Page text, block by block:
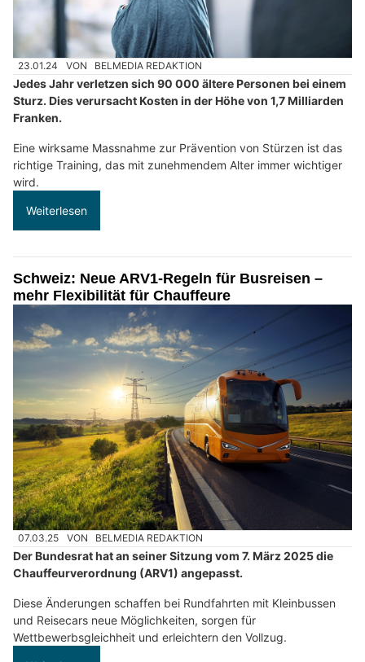
23.01.24 VON BELMEDIA REDAKTION
Jedes Jahr verletzen sich 90 000 ältere Personen bei einem
Sturz. Dies verursacht Kosten in der Höhe von 1,7 Milliarden
Franken.
Eine wirksame Massnahme zur Prävention von Stürzen ist das
richtige Training, das mit zunehmendem Alter immer wichtiger
wird.
Weiterlesen
Schweiz: Neue ARV1-Regeln für Busreisen –
mehr Flexibilität für Chauffeure
07.03.25 VON BELMEDIA REDAKTION
Der Bundesrat hat an seiner Sitzung vom 7. März 2025 die
Chauffeurverordnung (ARV1) angepasst.
Diese Änderungen schaffen bei Rundfahrten mit Kleinbussen
und Reisecars neue Möglichkeiten, sorgen für
Wettbewerbsgleichheit und erleichtern den Vollzug.